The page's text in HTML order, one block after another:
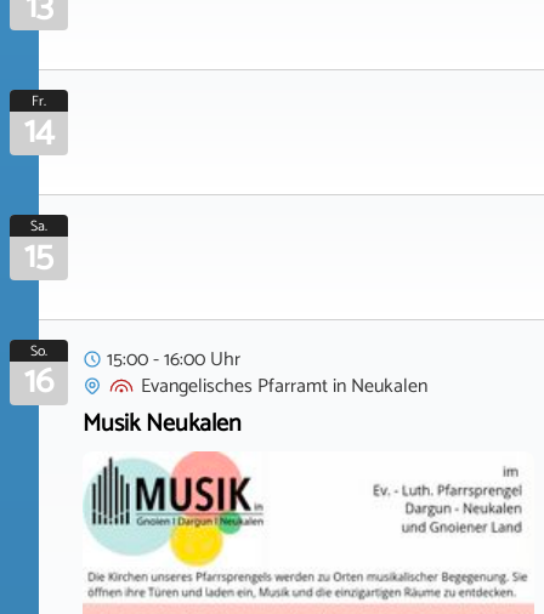
Fr.
14
Sa.
15
So.
16
15:00 - 16:00 Uhr
Evangelisches PfarramtinNeukalen
Musik Neukalen